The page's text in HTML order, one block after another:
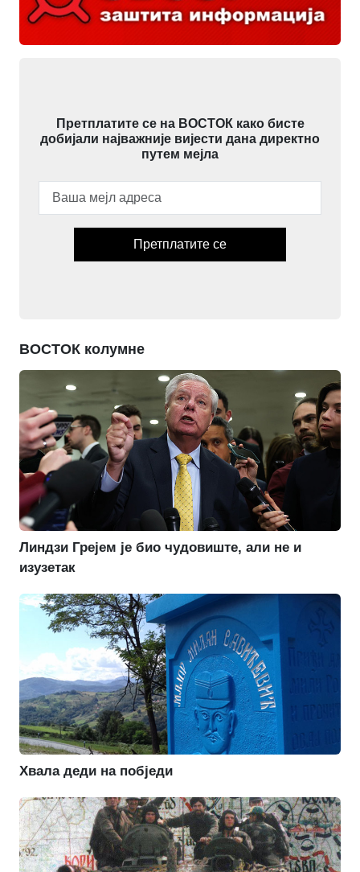
Претплатите се на ВОСТОК како бисте
добијали најважније вијести дана директно
путем мејла
Претплатите се
ВОСТОК колумне
Линдзи Грејем је био чудовиште, али не и
изузетак
Хвала деди на побједи